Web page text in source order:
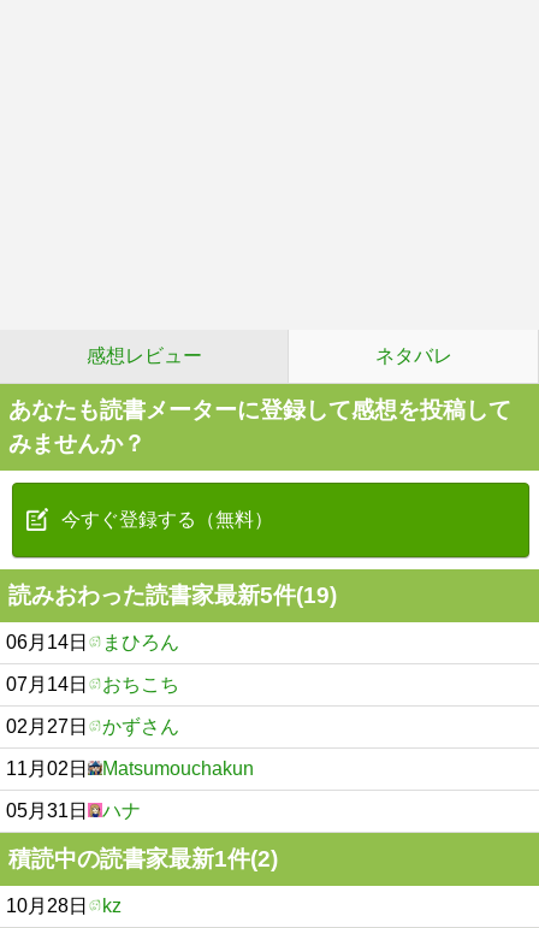
感想レビュー ネタバレ
あなたも読書メーターに登録して感想を投稿して
みませんか？
今すぐ登録する（無料）
読みおわった読書家最新5件(19)
06月14日 まひろん
07月14日 おちこち
02月27日 かずさん
11月02日 Matsumouchakun
05月31日 ハナ
積読中の読書家最新1件(2)
10月28日 kz